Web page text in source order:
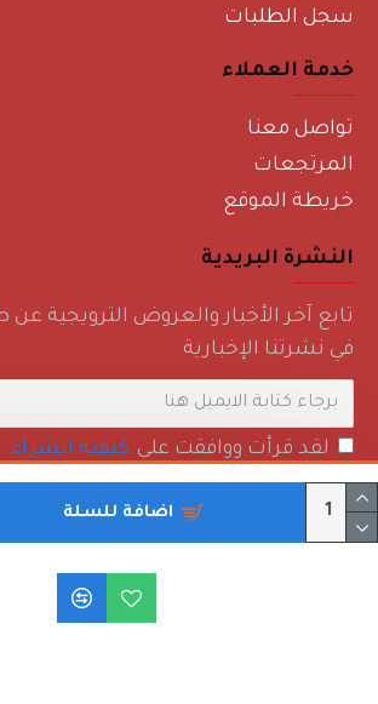
اضافة للسلة
سجل الطلبات
خدمة العملاء
تواصل معنا
المرتجعات
خريطة الموقع
النشرة البريدية
تابع آخر الأخبار والعروض الترويجية
في نشرتنا الإخبارية
لقد قرأت ووافقت على كيفية الشراء